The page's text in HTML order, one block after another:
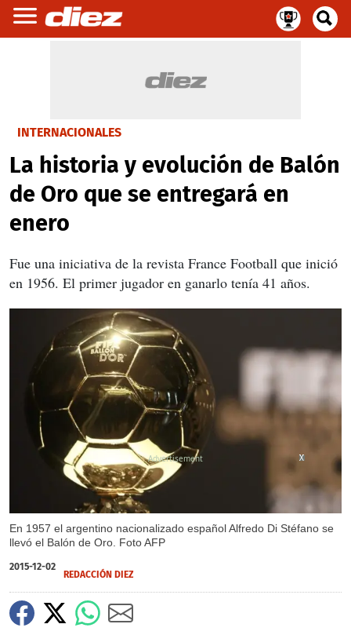
INTERNACIONALES
La historia y evolución de Balón
de Oro que se entregará en
enero
Fue una iniciativa de la revista France Football que inició
en 1956. El primer jugador en ganarlo tenía 41 años.
En 1957 el argentino nacionalizado español Alfredo Di Stéfano se
llevó el Balón de Oro. Foto AFP
X
X
X
2015-12-02
REDACCIÓN DIEZ